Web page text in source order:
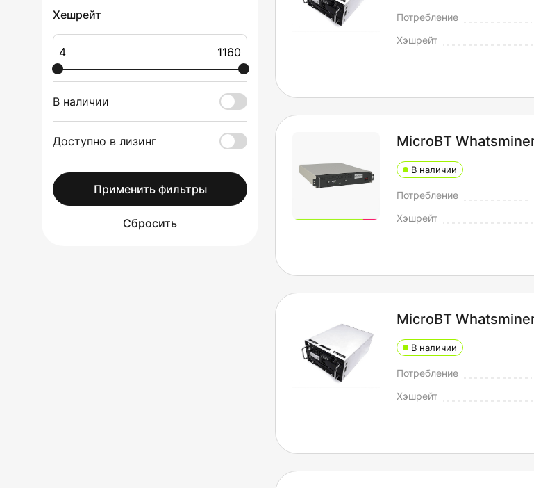
Хешрейт
В наличии
Доступно в лизинг
Применить фильтры
Сбросить
Потребление
Хэшрейт
MicroBT
В наличии
Потребление
Хэшрейт
MicroBT
В наличии
Потребление
Хэшрейт